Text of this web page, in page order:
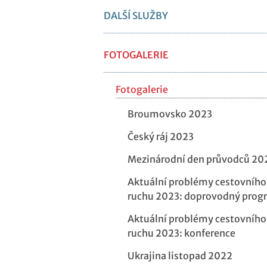
DALŠÍ SLUŽBY
FOTOGALERIE
Fotogalerie
Broumovsko 2023
Český ráj 2023
Mezinárodní den průvodců
Aktuální problémy cestovního
ruchu 2023: doprovodný
Aktuální problémy cestovního
ruchu 2023: konference
Ukrajina listopad 2022